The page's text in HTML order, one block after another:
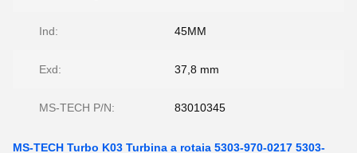
Ind: 45MM
Exd: 37,8 mm
MS-TECH P/N: 83010345
MS-TECH Turbo K03 Turbina a rotaia 5303-970-0217 5303-